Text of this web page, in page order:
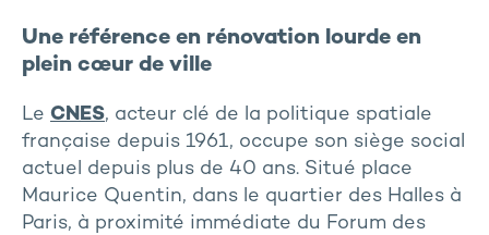
Une référence en rénovation lourde en
plein cœur de ville
Le CNES, acteur clé de la politique spatiale
française depuis 1961, occupe son siège social
actuel depuis plus de 40 ans. Situé place
Maurice Quentin, dans le quartier des Halles à
Paris, à proximité immédiate du Forum des